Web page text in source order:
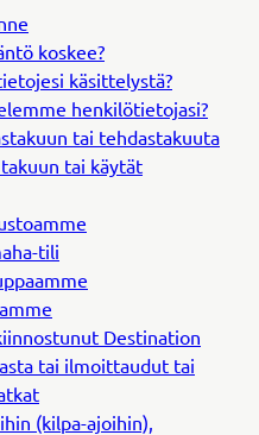
koskee?
käsittelystä?
henkilötietojasi?
tai tehdastakuuta
tai käytät
tili
Destination
tai ilmoittaudut tai
(kilpa-ajoihin),